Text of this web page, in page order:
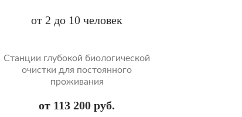
от 2 до 10 человек
Cтанции глубокой биологической
очистки для постоянного
проживания
от 113 200 руб.